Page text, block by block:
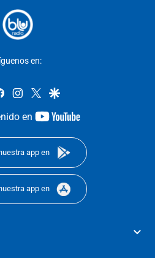
en:
facebookinstagram
twittergoogle
en
youtube-
app en
app en